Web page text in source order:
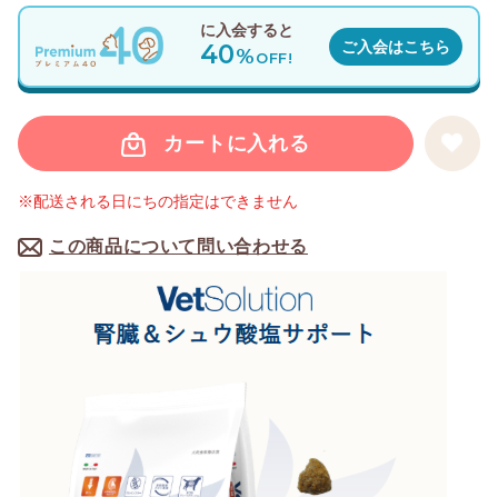
カートに入れる
この商品について問い合わせる
※配送される日にちの指定はできません
に入会すると
40%OFF!
ご入会はこちら